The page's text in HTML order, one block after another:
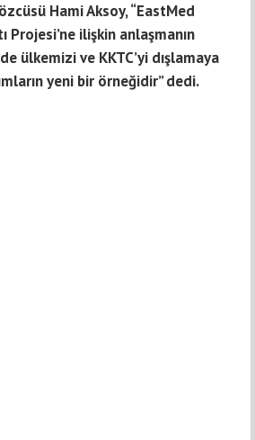
Hami Aksoy, “EastMed
Projesi’ne ilişkin anlaşmanın
ülkemizi ve KKTC’yi dışlamaya
yeni bir örneğidir” dedi.